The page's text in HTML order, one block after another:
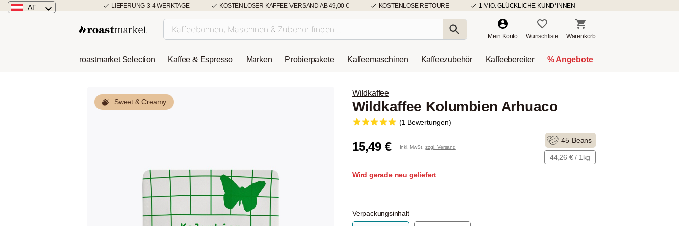
LIEFERUNG 3-4 WERKTAGE KOSTENLOSER KAFFEE-VERSAND AB 49,00 € KOSTENLOSE RETOURE 1 MIO. GLÜCKLICHE KUND*INNEN
AT
Niederlande
Mein Konto Wunschliste Warenkorb
roastmarket Selection Kaffee & Espresso Marken Probierpakete Kaffeemaschinen Kaffeezubehör Kaffeebereiter % Angebote
Sweet & Creamy
Wildkaffee
Wildkaffee Kolumbien Arhuaco
(1 Bewertungen)
15,49 € Inkl. MwSt. zzgl. Versand
45 Beans
44,26 € / 1kg
Wird gerade neu geliefert
Verpackungsinhalt